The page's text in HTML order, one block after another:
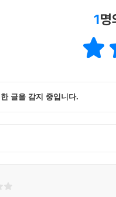
1명
글을 감지 중입니다.